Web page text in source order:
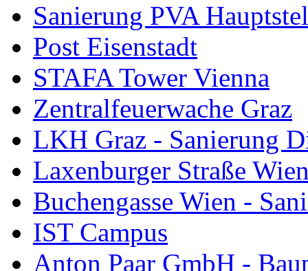
Sanierung PVA
Post Eisenstadt
STAFA Tower Vienna
Zentralfeuerwache Graz
LKH Graz - Sanierung
Laxenburger Straße
Buchengasse Wien -
IST Campus
Anton Paar GmbH -